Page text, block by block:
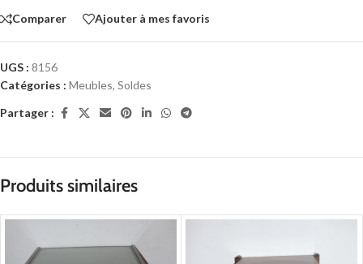
Comparer Ajouter à mes favoris
UGS : 8156
Catégories : Meubles, Soldes
Partager :
Produits similaires